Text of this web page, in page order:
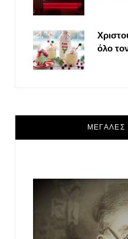
όλο
ΜΕΓΑΛΕΣ